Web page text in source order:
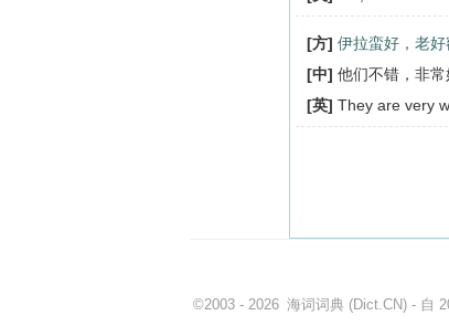
[方] 伊拉蛮好，老好
[中] 他们不错，非常
[英] They are very
©2003 - 2026 海词词典 (Dict.CN) - 自